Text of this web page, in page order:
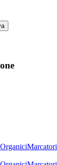
OrganiciMarcatori